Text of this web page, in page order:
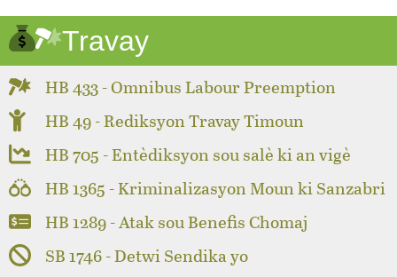
Travay
HB 433 - Omnibus Labour Preemption
HB 49 - Rediksyon Travay Timoun
HB 705 - Entèdiksyon sou salè ki an vigè
HB 1365 - Kriminalizasyon Moun ki Sanzabri
HB 1289 - Atak sou Benefis Chomaj
SB 1746 - Detwi Sendika yo